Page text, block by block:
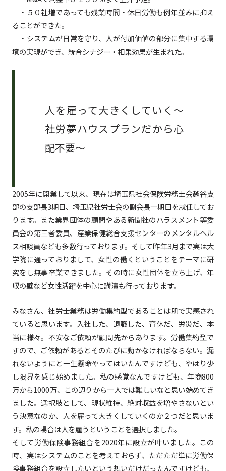
・５０社増であっても残業時間・休日労働も例年並みに抑え
ることができた。
・システムが日常を守り、人が付加価値の部分に集中する環
境の実現ができ、統合シナジー・相乗効果が生まれた。
人を雇って大きくしていく～
社労夢ハウスプランだから心
配不要～
2005年に開業して以来、現在は埼玉県社会保険労務士会越谷支
部の支部長3期目、埼玉県社労士会の副会長一期目を就任してお
ります。また業界団体の顧問やある新聞社のハラスメント等委
員会の第三者委員、産業保健総合支援センターのメンタルヘル
ス相談員なども多数行っております。そして昨年3月まで実は大
学院に通っておりまして、女性の働くということをテーマに研
究をし無事卒業できました。その時に女性団体を立ち上げ、年
収の壁など女性活躍を中心に講演も行っております。
みなさん、社労士業務は労働集約型であることは肌で実感され
ていると思います。入社した、退職した、育休だ、労災だ、本
当に様々。不安なご依頼が顧問先からあります。労働集約型で
すので、ご依頼があるとそのたびに動かなければならない。漏
れないようにと一生懸命やってはいたんですけども、やはり少
し限界を感じ始めました。私の感覚なんですけども、年商800
万から1000万、この辺りから一人では難しいなと思い始めてき
ました。選択肢として、現状維持、絶対収益を増やさないとい
う決意なのか、人を雇って大きくしていくのか２つだと思いま
す。私の場合は人を雇うということを選択しました。
そして労働保険事務組合を2020年に設立が叶いました。この
時、実はシステムのことを考えておらず、ただただ単に労働保
険事務組合を設立したいという想いだけだったんですけども、